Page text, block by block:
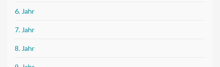
6. Jahr
7. Jahr
8. Jahr